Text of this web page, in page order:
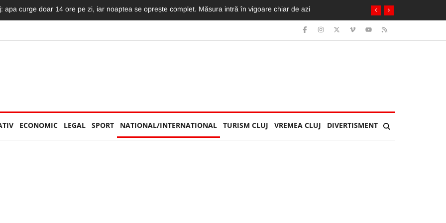
LIVE: Momentul în care motociclistul intră în plin într-un TIR și motocicleta ia foc. Imagini greu de privit
ECONOMIC LEGAL SPORT NATIONAL/INTERNATIONAL TURISM CLUJ VREMEA CLUJ DIVERTISMENT